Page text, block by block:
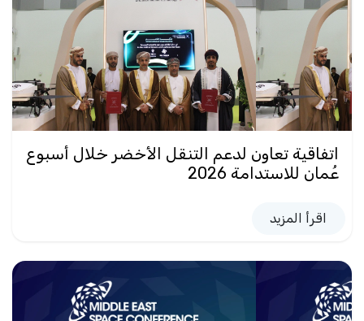
اتفاقية تعاون لدعم التنقل الأخضر خلال أسبوع
عُمان للاستدامة 2026
اقرأ المزيد